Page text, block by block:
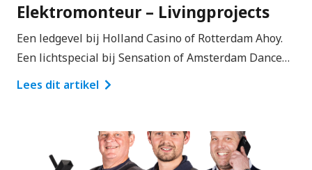
Elektromonteur – Livingprojects
Een ledgevel bij Holland Casino of Rotterdam Ahoy.
Een lichtspecial bij Sensation of Amsterdam Dance…
Lees dit artikel